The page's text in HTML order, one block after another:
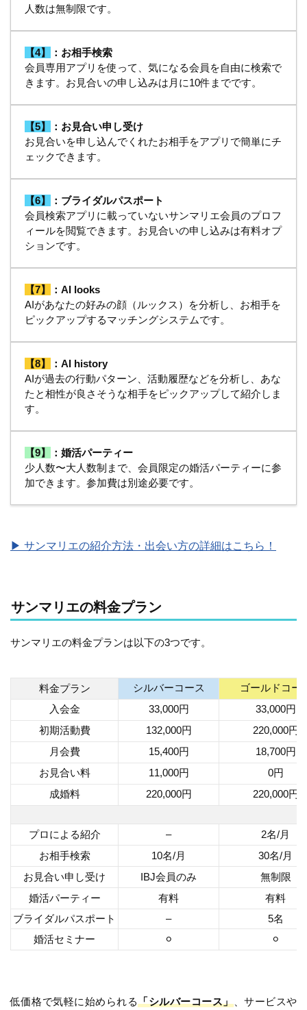
人数は無制限です。
【4】
：お相手検索
会員専用アプリを使って、気になる会員を自由に検索で
きます。お見合いの申し込みは月に10件までです。
【5】
：お見合い申し受け
お見合いを申し込んでくれたお相手をアプリで簡単にチ
ェックできます。
【6】
：ブライダルパスポート
会員検索アプリに載っていないサンマリエ会員のプロフ
ィールを閲覧できます。お見合いの申し込みは有料オプ
ションです。
【7】
：AI looks
AIがあなたの好みの顔（ルックス）を分析し、お相手を
ピックアップするマッチングシステムです。
【8】
：AI history
AIが過去の行動パターン、活動履歴などを分析し、あな
たと相性が良さそうな相手をピックアップして紹介しま
す。
【9】
：婚活パーティー
少人数〜大人数制まで、会員限定の婚活パーティーに参
加できます。参加費は別途必要です。
▶︎ サンマリエの紹介方法・出会い方の詳細はこちら！
サンマリエの料金プラン
サンマリエの料金プランは以下の3つです。
料金プラン シルバーコース
ゴールドコー
入会金
33,000円
33,000円
初期活動費
132,000円
220,000円
月会費
15,400円
18,700円
お見合い料
11,000円
0円
成婚料
220,000円 220,000円
プロによる紹介 –
2名/月
お相手検索
10名/月
30名/月
お見合い申し受け
IBJ会員のみ
無制限
婚活パーティー
有料
有料
ブライダルパスポート
–
5名
婚活セミナー
⚪︎ ⚪︎
低価格で気軽に始められる「シルバーコース」、サービスや